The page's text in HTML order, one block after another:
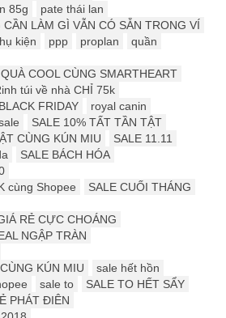
85g
pate thái lan
LÀM GÌ VẪN CÓ SẴN TRONG VÍ
kiện ppp proplan
quần
COOL CÙNG SMARTHEART
túi về nhà CHỈ 75k
FRIDAY
royal canin
SALE 10% TẤT TẦN TẬT
CÙNG KÚN MIU
SALE 11.11
SALE BÁCH HÓA
cùng Shopee
SALE CUỐI THÁNG
RẺ CỰC CHOÁNG
NGẬP TRÀN
KÚN MIU
sale hết hồn
sale to
SALE TO HẾT SẨY
PHÁT ĐIÊN